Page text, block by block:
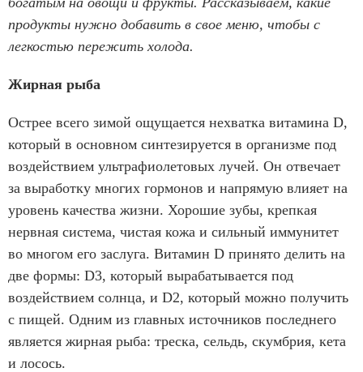
продукты нужно добавить в свое меню, чтобы с
легкостью пережить холода.
Жирная рыба
Острее всего зимой ощущается нехватка витамина D,
который в основном синтезируется в организме под
воздействием ультрафиолетовых лучей. Он отвечает
за выработку многих гормонов и напрямую влияет на
уровень качества жизни. Хорошие зубы, крепкая
нервная система, чистая кожа и сильный иммунитет
во многом его заслуга. Витамин D принято делить на
две формы: D3, который вырабатывается под
воздействием солнца, и D2, который можно получить
с пищей. Одним из главных источников последнего
является жирная рыба: треска, сельдь, скумбрия, кета
и лосось.